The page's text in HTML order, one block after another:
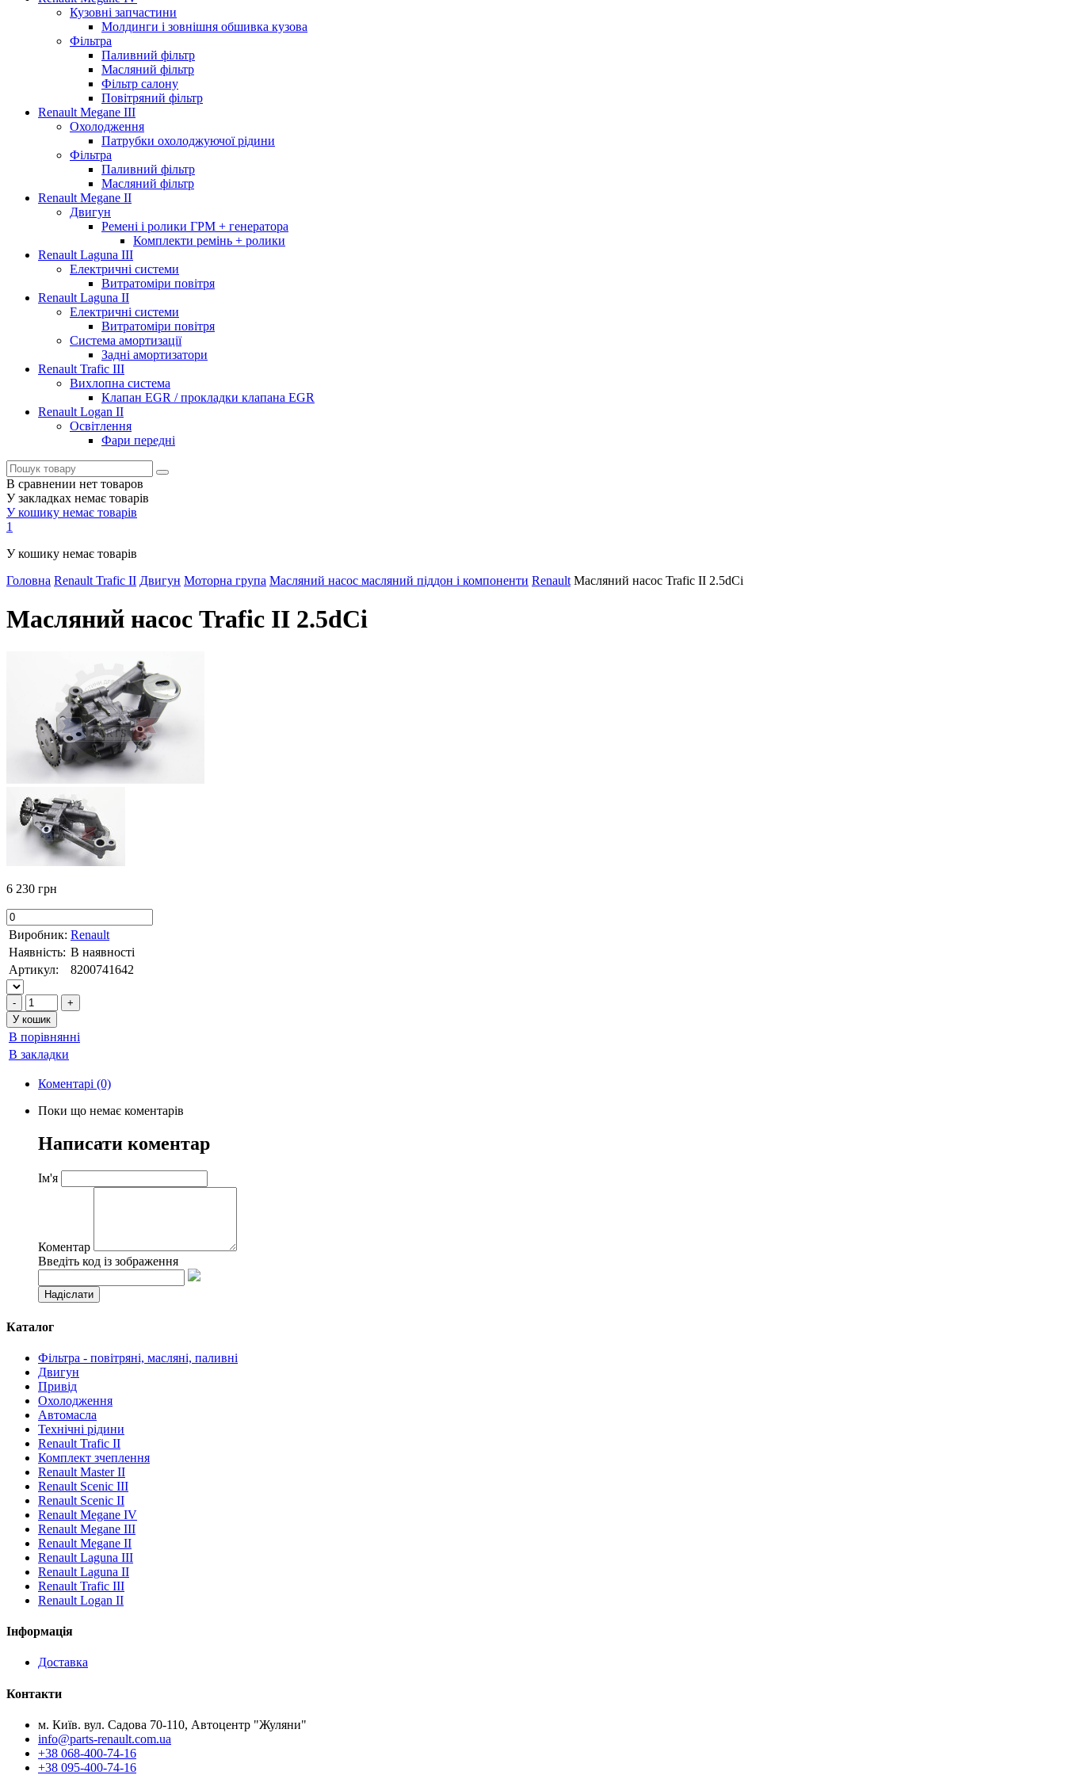
Кузовні запчастини
Молдинги і зовнішня обшивка кузова
Фільтра
Паливний фільтр
Масляний фільтр
Фільтр салону
Повітряний фільтр
Renault Megane III
Охолодження
Патрубки охолоджуючої рідини
Фільтра
Паливний фільтр
Масляний фільтр
Renault Megane II
Двигун
Ремені і ролики ГРМ + генератора
Комплекти ремінь + ролики
Renault Laguna III
Електричні системи
Витратоміри повітря
Renault Laguna II
Електричні системи
Витратоміри повітря
Система амортизації
Задні амортизатори
Renault Trafic III
Вихлопна система
Клапан EGR / прокладки клапана EGR
Renault Logan II
Освітлення
Фари передні
В сравнении нет товаров
У закладках немає товарів
У кошику немає товарів
1
У кошику немає товарів
Головна Renault Trafic II Двигун Моторна група Масляний насос масляний піддон і компоненти Renault Масляний насос Trafic II 2.5dCi
Масляний насос Trafic II 2.5dCi
6 230 грн
Виробник: Renault
Наявність: В наявності
Артикул:
8200741642
В порівнянні
В закладки
Коментарі (0)
Поки що немає коментарів
Написати коментар
Ім'я
Коментар
Введіть код із зображення
Каталог
Фільтра - повітряні, масляні, паливні
Двигун
Привід
Охолодження
Автомасла
Технічні рідини
Renault Trafic II
Комплект зчеплення
Renault Master II
Renault Scenic III
Renault Scenic II
Renault Megane IV
Renault Megane III
Renault Megane II
Renault Laguna III
Renault Laguna II
Renault Trafic III
Renault Logan II
Інформація
Доставка
Контакти
м. Київ. вул. Садова 70-110, Автоцентр "Жуляни"
info@parts-renault.com.ua
+38 068-400-74-16
+38 095-400-74-16